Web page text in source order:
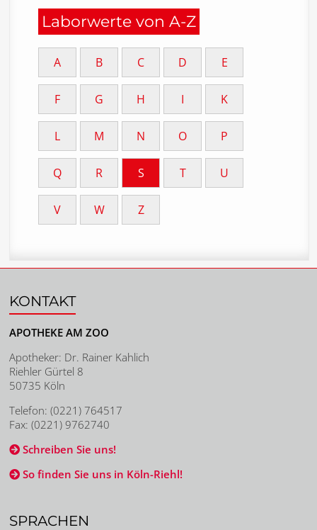
Laborwerte von A-Z
A B C D E
F G H I K
L M N O P
Q R S T U
V W Z
KONTAKT
APOTHEKE AM ZOO
Apotheker: Dr. Rainer Kahlich
Riehler Gürtel 8
50735 Köln
Telefon: (0221) 764517
Fax: (0221) 9762740
Schreiben Sie uns!
So finden Sie uns in Köln-Riehl!
SPRACHEN